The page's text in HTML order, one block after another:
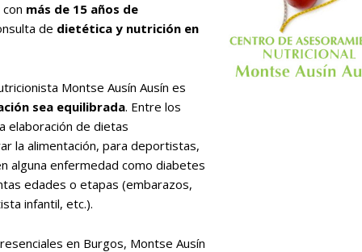
más de 15 años de
de dietética y nutrición en
Montse Ausín Ausín es
sea equilibrada. Entre los
elaboración de dietas
la alimentación, para deportistas,
alguna enfermedad como diabetes
edades o etapas (embarazos,
infantil, etc.).
en Burgos, Montse Ausín